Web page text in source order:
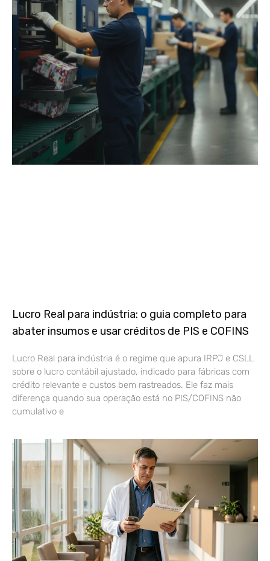
Lucro Real para indústria: o guia completo para
abater insumos e usar créditos de PIS e COFINS
Lucro Real para indústria é o regime que apura IRPJ e CSLL
sobre o lucro contábil ajustado, indicado para fábricas com
crédito relevante e custos bem rastreados. Ele faz mais
diferença quando sua operação está no PIS/COFINS não
cumulativo e